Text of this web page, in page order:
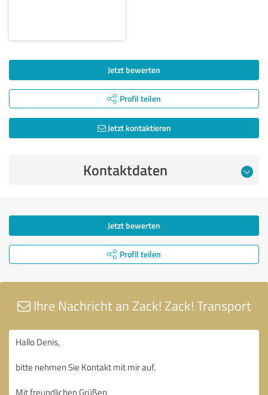
Jetzt bewerten
Profil teilen
Jetzt kontaktieren
Kontaktdaten
Jetzt bewerten
Profil teilen
Ihre Nachricht an Zack! Zack! Transport